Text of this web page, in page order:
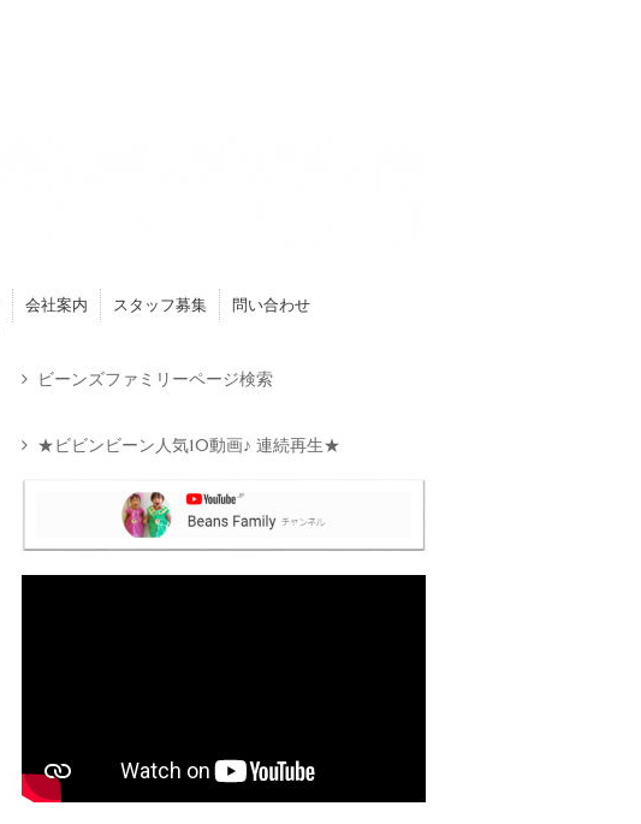
会社案内 スタッフ募集 問い合わせ
ビーンズファミリーページ検索
★ビビンビーン人気10動画♪ 連続再生★